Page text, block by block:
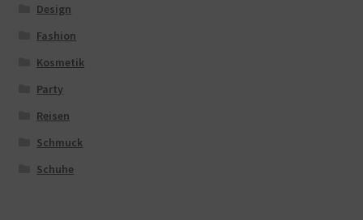
Design
Fashion
Kosmetik
Party
Reisen
Schmuck
Schuhe